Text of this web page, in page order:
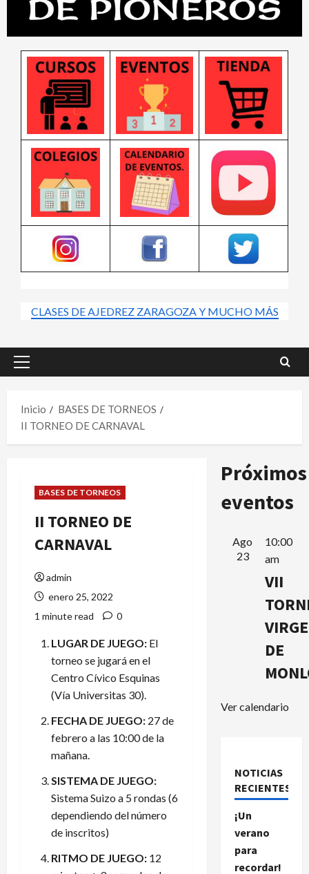
CLASES DE AJEDREZ ZARAGOZA Y MUCHO MÁS
Menú
Inicio
BASES DE TORNEOS
II TORNEO DE CARNAVAL
BASES DE TORNEOS
II TORNEO DE
CARNAVAL
admin
enero 25, 2022
1 minute read
0
LUGAR DE JUEGO: El
torneo se jugará en el
Centro Cívico Esquinas
(Vía Universitas 30).
FECHA DE JUEGO: 27 de
febrero a las 10:00 de la
mañana.
SISTEMA DE JUEGO:
Sistema Suizo a 5 rondas (6
dependiendo del número
de inscritos)
RITMO DE JUEGO: 12
Próximos
eventos
Ago
23
10:00
am
VII
DE
Ver calendario
NOTICIAS
RECIENTES.
¡Un
verano
para
recordar!